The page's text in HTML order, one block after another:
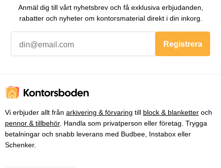
Anmäl dig till vårt nyhetsbrev och få exklusiva erbjudanden,
rabatter och nyheter om kontorsmaterial direkt i din inkorg.
Registrera
Vi erbjuder allt från arkivering & förvaring till block & blanketter och
pennor & tillbehör. Handla som privatperson eller företag. Trygga
betalningar och snabb leverans med Budbee, Instabox eller
Schenker.